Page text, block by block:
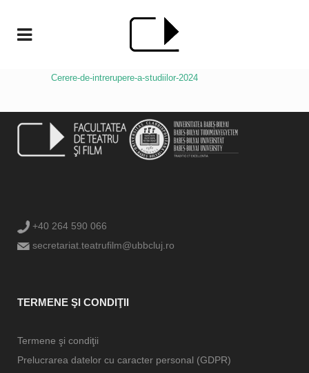
Cerere-de-intrerupere-a-studiilor-2024
+40 264 590 066
secretariat.teatrufilm@ubbcluj.ro
TERMENE ŞI CONDIŢII
Termene şi condiţii
Prelucrarea datelor cu caracter personal (GDPR)